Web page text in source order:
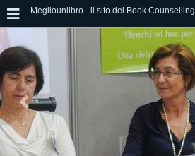
Megliounlibro - il sito del Book Counselling